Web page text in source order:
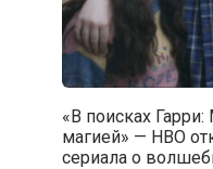
«В поисках
магией» — HBO
сериала о